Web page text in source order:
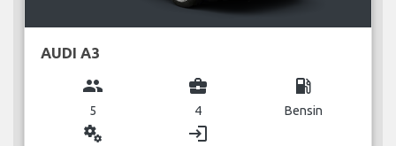
AUDI A3
group
5
business_center
4
local_gas_station
Bensin
miscellaneous_services login